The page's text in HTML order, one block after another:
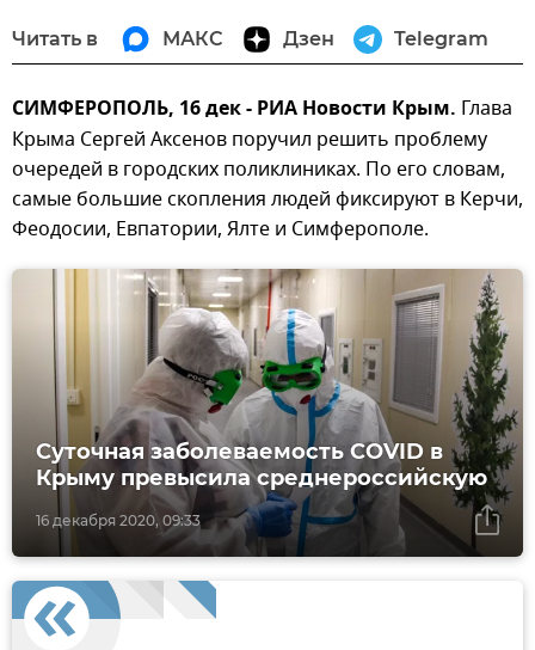
Читать в МАКС Дзен Telegram
СИМФЕРОПОЛЬ, 16 дек - РИА Новости Крым. Глава
Крыма Сергей Аксенов поручил решить проблему
очередей в городских поликлиниках. По его словам,
самые большие скопления людей фиксируют в Керчи,
Феодосии, Евпатории, Ялте и Симферополе.
16 декабря 2020, 09:33
Суточная заболеваемость COVID в
Крыму превысила среднероссийскую